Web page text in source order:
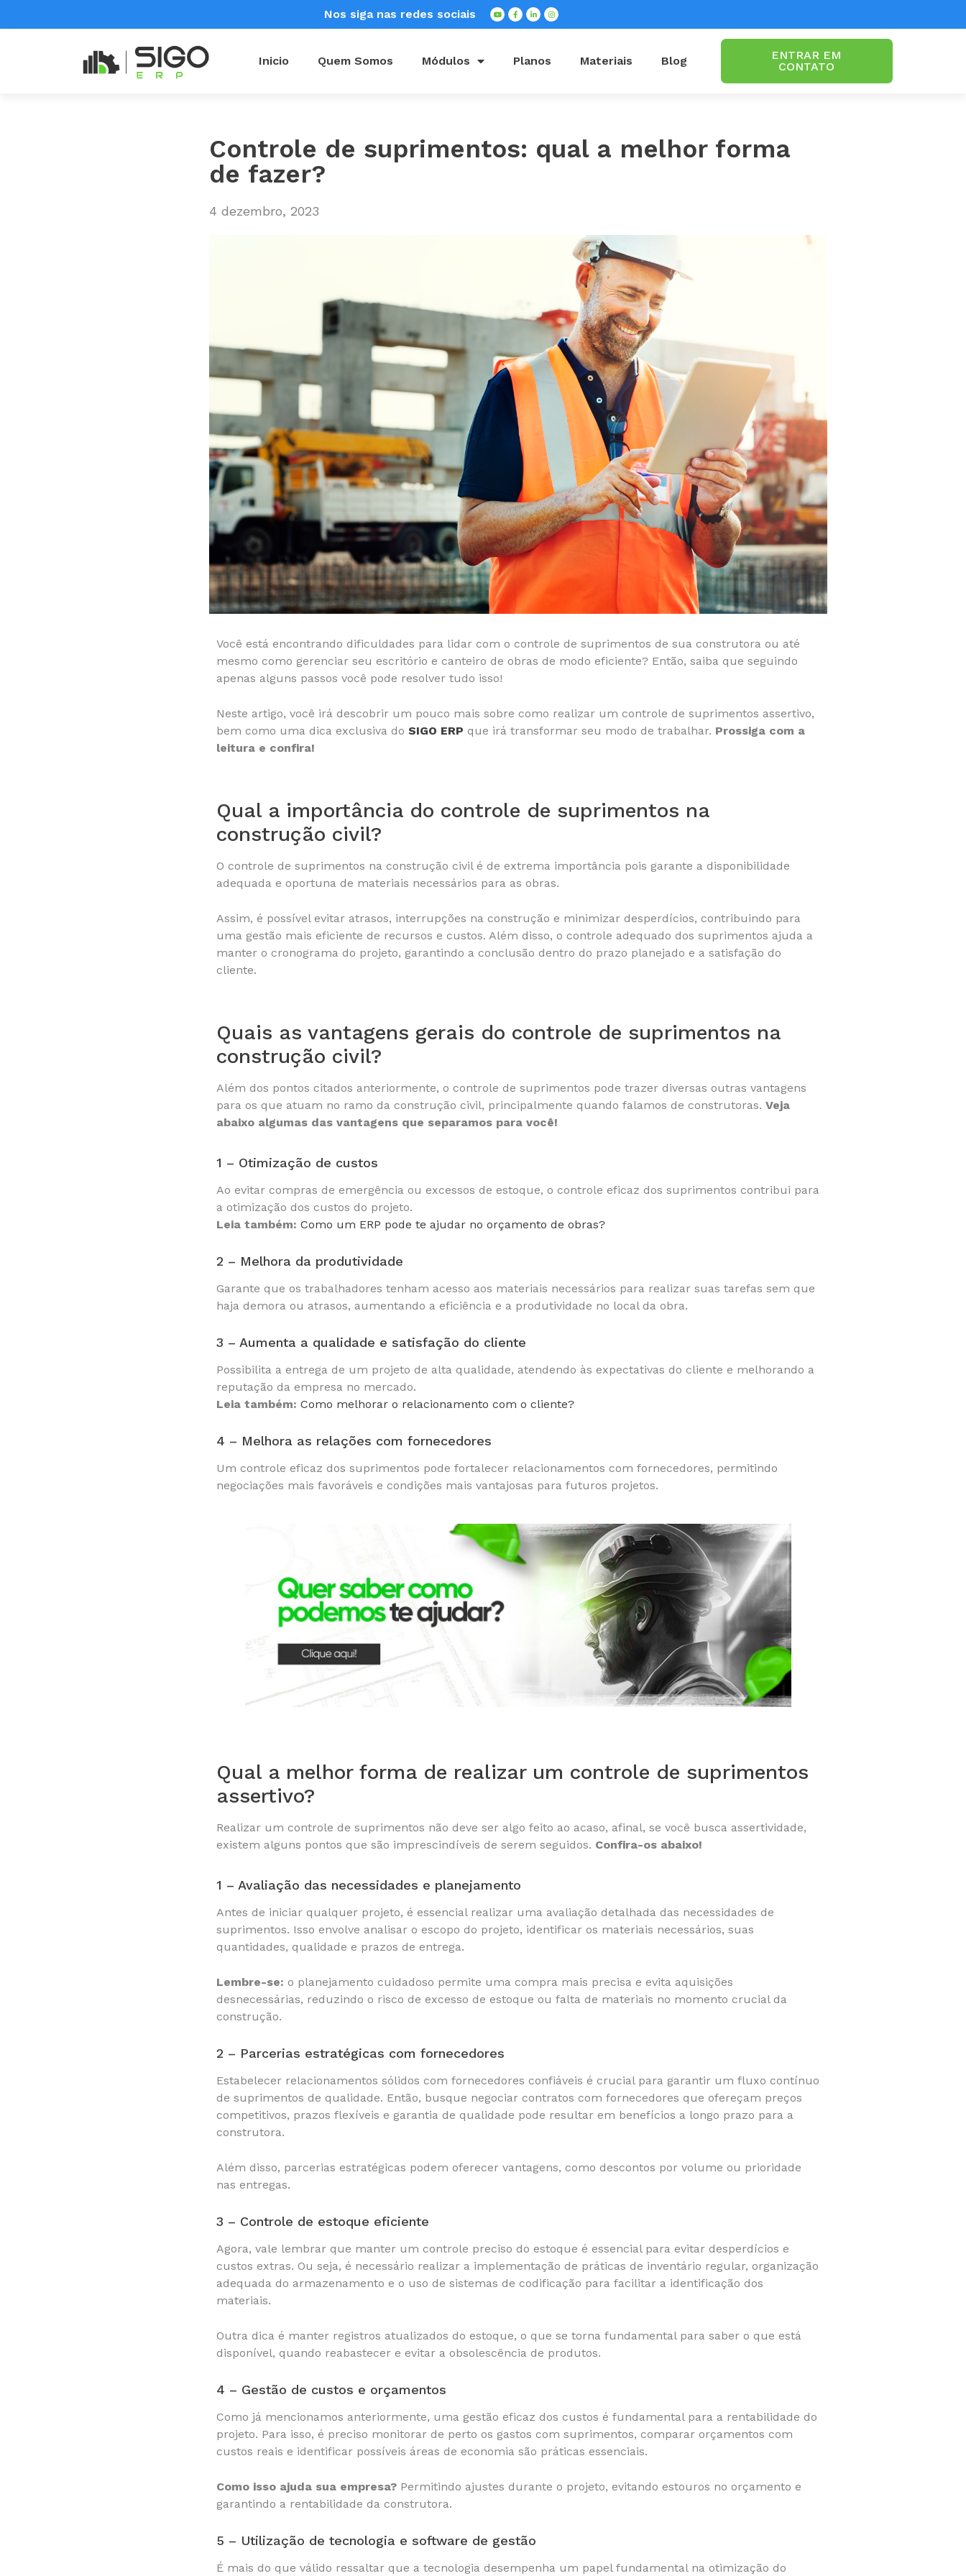
Nos siga nas redes sociais
Inicio Quem Somos Módulos Planos Materiais Blog
ENTRAR EM
CONTATO
Controle de suprimentos: qual a melhor forma
de fazer?
4 dezembro, 2023
Você está encontrando dificuldades para lidar com o controle de suprimentos de sua construtora ou até
mesmo como gerenciar seu escritório e canteiro de obras de modo eficiente? Então, saiba que seguindo
apenas alguns passos você pode resolver tudo isso!
Neste artigo, você irá descobrir um pouco mais sobre como realizar um controle de suprimentos assertivo,
bem como uma dica exclusiva do SIGO ERP que irá transformar seu modo de trabalhar. Prossiga com a
leitura e confira!
Qual a importância do controle de suprimentos na
construção civil?
O controle de suprimentos na construção civil é de extrema importância pois garante a disponibilidade
adequada e oportuna de materiais necessários para as obras.
Assim, é possível evitar atrasos, interrupções na construção e minimizar desperdícios, contribuindo para
uma gestão mais eficiente de recursos e custos. Além disso, o controle adequado dos suprimentos ajuda a
manter o cronograma do projeto, garantindo a conclusão dentro do prazo planejado e a satisfação do
cliente.
Quais as vantagens gerais do controle de suprimentos na
construção civil?
Além dos pontos citados anteriormente, o controle de suprimentos pode trazer diversas outras vantagens
para os que atuam no ramo da construção civil, principalmente quando falamos de construtoras. Veja
abaixo algumas das vantagens que separamos para você!
1 – Otimização de custos
Ao evitar compras de emergência ou excessos de estoque, o controle eficaz dos suprimentos contribui para
a otimização dos custos do projeto.
Leia também: Como um ERP pode te ajudar no orçamento de obras?
2 – Melhora da produtividade
Garante que os trabalhadores tenham acesso aos materiais necessários para realizar suas tarefas sem que
haja demora ou atrasos, aumentando a eficiência e a produtividade no local da obra.
3 – Aumenta a qualidade e satisfação do cliente
Possibilita a entrega de um projeto de alta qualidade, atendendo às expectativas do cliente e melhorando a
reputação da empresa no mercado.
Leia também: Como melhorar o relacionamento com o cliente?
4 – Melhora as relações com fornecedores
Um controle eficaz dos suprimentos pode fortalecer relacionamentos com fornecedores, permitindo
negociações mais favoráveis e condições mais vantajosas para futuros projetos.
Qual a melhor forma de realizar um controle de suprimentos
assertivo?
Realizar um controle de suprimentos não deve ser algo feito ao acaso, afinal, se você busca assertividade,
existem alguns pontos que são imprescindíveis de serem seguidos. Confira-os abaixo!
1 – Avaliação das necessidades e planejamento
Antes de iniciar qualquer projeto, é essencial realizar uma avaliação detalhada das necessidades de
suprimentos. Isso envolve analisar o escopo do projeto, identificar os materiais necessários, suas
quantidades, qualidade e prazos de entrega.
Lembre-se: o planejamento cuidadoso permite uma compra mais precisa e evita aquisições
desnecessárias, reduzindo o risco de excesso de estoque ou falta de materiais no momento crucial da
construção.
2 – Parcerias estratégicas com fornecedores
Estabelecer relacionamentos sólidos com fornecedores confiáveis é crucial para garantir um fluxo contínuo
de suprimentos de qualidade. Então, busque negociar contratos com fornecedores que ofereçam preços
competitivos, prazos flexíveis e garantia de qualidade pode resultar em benefícios a longo prazo para a
construtora.
Além disso, parcerias estratégicas podem oferecer vantagens, como descontos por volume ou prioridade
nas entregas.
3 – Controle de estoque eficiente
Agora, vale lembrar que manter um controle preciso do estoque é essencial para evitar desperdícios e
custos extras. Ou seja, é necessário realizar a implementação de práticas de inventário regular, organização
adequada do armazenamento e o uso de sistemas de codificação para facilitar a identificação dos
materiais.
Outra dica é manter registros atualizados do estoque, o que se torna fundamental para saber o que está
disponível, quando reabastecer e evitar a obsolescência de produtos.
4 – Gestão de custos e orçamentos
Como já mencionamos anteriormente, uma gestão eficaz dos custos é fundamental para a rentabilidade do
projeto. Para isso, é preciso monitorar de perto os gastos com suprimentos, comparar orçamentos com
custos reais e identificar possíveis áreas de economia são práticas essenciais.
Como isso ajuda sua empresa? Permitindo ajustes durante o projeto, evitando estouros no orçamento e
garantindo a rentabilidade da construtora.
5 – Utilização de tecnologia e software de gestão
É mais do que válido ressaltar que a tecnologia desempenha um papel fundamental na otimização do